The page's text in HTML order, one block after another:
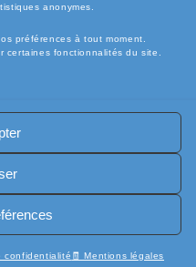
anonymes.
préférences à tout moment.
fonctionnalités du site.
confidentialité 🧾 Mentions légales
🧾 Mentions légales
Exercer mes droits RGPD
📦Livraisons et retours
occase.fr]